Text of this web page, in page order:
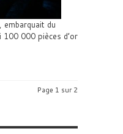
embarquait du
100 000 pièces d’or
Page 1 sur 2